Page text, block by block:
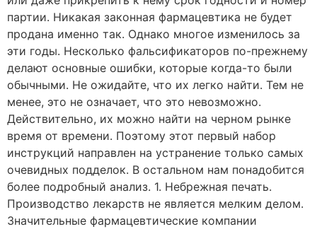
партии. Никакая законная фармацевтика не будет
продана именно так. Однако многое изменилось за
эти годы. Несколько фальсификаторов по-прежнему
делают основные ошибки, которые когда-то были
обычными. Не ожидайте, что их легко найти. Тем не
менее, это не означает, что это невозможно.
Действительно, их можно найти на черном рынке
время от времени. Поэтому этот первый набор
инструкций направлен на устранение только самых
очевидных подделок. В остальном нам понадобится
более подробный анализ. 1. Небрежная печать.
Производство лекарств не является мелким делом.
Значительные фармацевтические компании